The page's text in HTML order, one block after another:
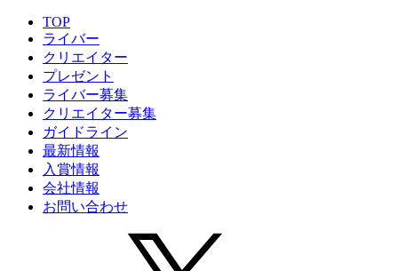
TOP
ライバー
クリエイター
プレゼント
ライバー募集
クリエイター募集
ガイドライン
最新情報
入賞情報
会社情報
お問い合わせ